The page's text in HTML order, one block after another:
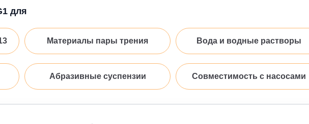
для
Материалы пары трения Вода и водные растворы
Абразивные суспензии Совместимость с насосами